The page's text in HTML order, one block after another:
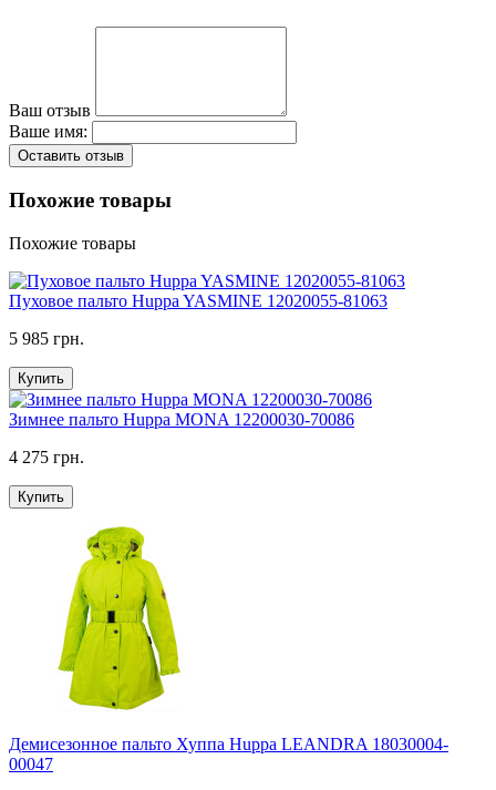
Ваш отзыв
Ваше имя:
Оставить отзыв
Похожие товары
Похожие товары
Пуховое пальто Huppa YASMINE 12020055-81063
5 985 грн.
Купить
Зимнее пальто Huppa MONA 12200030-70086
4 275 грн.
Купить
Демисезонное пальто Хуппа Huppa LEANDRA 18030004-
00047